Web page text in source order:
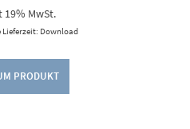
19% MwSt.
Lieferzeit: Download
PRODUKT